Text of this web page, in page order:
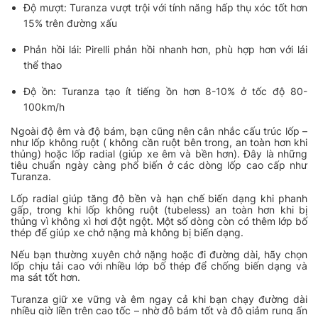
Độ mượt: Turanza vượt trội với tính năng hấp thụ xóc tốt hơn
15% trên đường xấu
Phản hồi lái: Pirelli phản hồi nhanh hơn, phù hợp hơn với lái
thể thao
Độ ồn: Turanza tạo ít tiếng ồn hơn 8-10% ở tốc độ 80-
100km/h
Ngoài độ êm và độ bám, bạn cũng nên cân nhắc cấu trúc lốp –
như lốp không ruột ( không cần ruột bên trong, an toàn hơn khi
thủng) hoặc lốp radial (giúp xe êm và bền hơn). Đây là những
tiêu chuẩn ngày càng phổ biến ở các dòng lốp cao cấp như
Turanza.
Lốp radial giúp tăng độ bền và hạn chế biến dạng khi phanh
gấp, trong khi lốp không ruột (tubeless) an toàn hơn khi bị
thủng vì không xì hơi đột ngột. Một số dòng còn có thêm lớp bố
thép để giúp xe chở nặng mà không bị biến dạng.
Nếu bạn thường xuyên chở nặng hoặc đi đường dài, hãy chọn
lốp chịu tải cao với nhiều lớp bố thép để chống biến dạng và
ma sát tốt hơn.
Turanza giữ xe vững và êm ngay cả khi bạn chạy đường dài
nhiều giờ liền trên cao tốc – nhờ độ bám tốt và độ giảm rung ấn